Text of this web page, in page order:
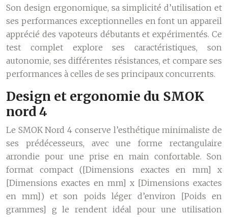
Son design ergonomique, sa simplicité d’utilisation et
ses performances exceptionnelles en font un appareil
apprécié des vapoteurs débutants et expérimentés. Ce
test complet explore ses caractéristiques, son
autonomie, ses différentes résistances, et compare ses
performances à celles de ses principaux concurrents.
Design et ergonomie du SMOK
nord 4
Le SMOK Nord 4 conserve l’esthétique minimaliste de
ses prédécesseurs, avec une forme rectangulaire
arrondie pour une prise en main confortable. Son
format compact ([Dimensions exactes en mm] x
[Dimensions exactes en mm] x [Dimensions exactes
en mm]) et son poids léger d’environ [Poids en
grammes] g le rendent idéal pour une utilisation